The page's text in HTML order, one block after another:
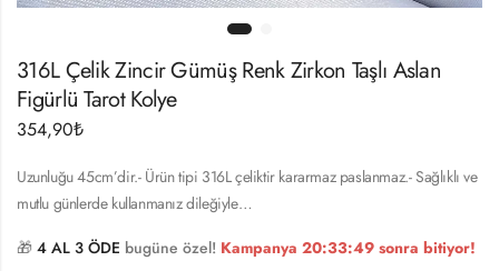
316L Çelik Zincir Gümüş Renk Zirkon Taşlı Aslan
Figürlü Tarot Kolye
354,90₺
Uzunluğu 45cm’dir.- Ürün tipi 316L çeliktir kararmaz paslanmaz.- Sağlıklı ve
mutlu günlerde kullanmanız dileğiyle…
🎁 4 AL 3 ÖDE bugüne özel! Kampanya 20:33:48 sonra bitiyor!